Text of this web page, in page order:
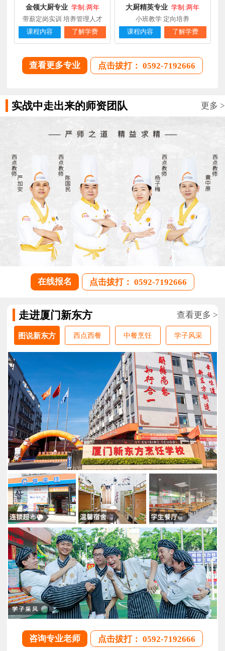
金领大厨专业 学制:两年
带薪定岗实训 培养管理人才
课程内容
了解学费
大厨精英专业 学制:两年
小班教学 定向培养
课程内容
了解学费
查看更多专业 点击拔打： 0592-7192666
实战中走出来的师资团队 更多 >
在线报名 点击拔打： 0592-7192666
走进厦门新东方 查看更多 >
图说新东方 西点西餐 中餐烹饪 学子风采
咨询专业老师 点击拔打： 0592-7192666